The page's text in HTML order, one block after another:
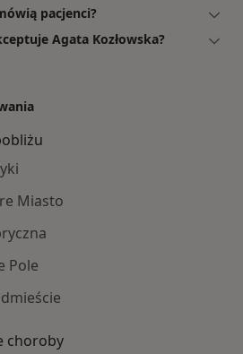
pacjenci?
Agata Kozłowska?
Miasto
Pole
choroby